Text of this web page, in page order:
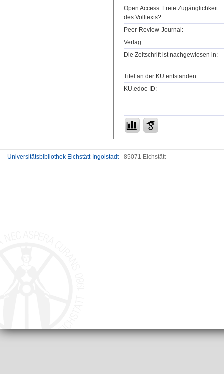
Open Access: Freie Zugänglichkeit
des Volltexts?:
Peer-Review-Journal:
Verlag:
Die Zeitschrift ist nachgewiesen in:
Titel an der KU entstanden:
KU.edoc-ID:
Universitätsbibliothek Eichstätt-Ingolstadt- 85071 Eichstätt